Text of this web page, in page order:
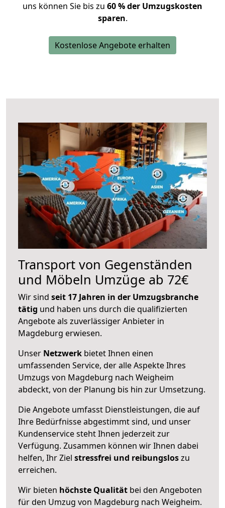
uns können Sie bis zu 60 % der Umzugskosten
sparen.
Kostenlose Angebote erhalten
Transport von Gegenständen
und Möbeln Umzüge ab 72€
Wir sind seit 17 Jahren in der Umzugsbranche
tätig und haben uns durch die qualifizierten
Angebote als zuverlässiger Anbieter in
Magdeburg erwiesen.
Unser Netzwerk bietet Ihnen einen
umfassenden Service, der alle Aspekte Ihres
Umzugs von Magdeburg nach Weigheim
abdeckt, von der Planung bis hin zur Umsetzung.
Die Angebote umfasst Dienstleistungen, die auf
Ihre Bedürfnisse abgestimmt sind, und unser
Kundenservice steht Ihnen jederzeit zur
Verfügung. Zusammen können wir Ihnen dabei
helfen, Ihr Ziel stressfrei und reibungsloszu
erreichen.
Wir bieten höchste Qualität bei den Angeboten
für den Umzug von Magdeburg nach Weigheim.